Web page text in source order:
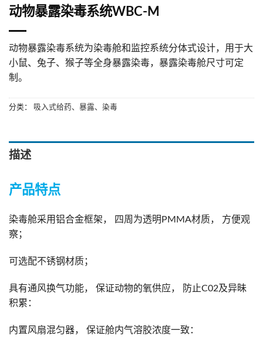
动物暴露染毒系统WBC-M
动物暴露染毒系统为染毒舱和监控系统分体式设计，用于大
小鼠、兔子、猴子等全身暴露染毒，暴露染毒舱尺寸可定
制。
分类： 吸入式给药、暴露、染毒
描述
产品特点
染毒舱采用铝合金框架， 四周为透明PMMA材质， 方便观
察；
可选配不锈钢材质；
具有通风换气功能， 保证动物的氧供应， 防止C02及异昧
积累：
内置风扇混匀器， 保证舱内气溶胶浓度一致：